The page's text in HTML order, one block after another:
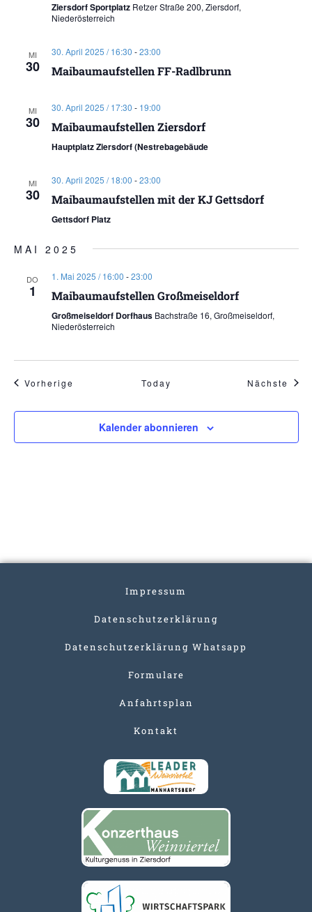
Ziersdorf Sportplatz Retzer Straße 200, Ziersdorf,
Niederösterreich
MI
30
30. April 2025 / 16:30 -23:00
Maibaumaufstellen FF-Radlbrunn
MI
30
30. April 2025 / 17:30 - 19:00
Maibaumaufstellen Ziersdorf
Hauptplatz Ziersdorf (Nestrebagebäude
MI
30
30. April 2025 / 18:00 -23:00
Maibaumaufstellen mit der KJ Gettsdorf
Gettsdorf Platz
MAI 2025
DO
1
1. Mai 2025 / 16:00 -23:00
Maibaumaufstellen Großmeiseldorf
Großmeiseldorf Dorfhaus Bachstraße 16, Großmeiseldorf,
Niederösterreich
Vorherige VeranstaltungenToday Nächste
Kalender abonnieren
Impressum
Datenschutzerklärung
Datenschutzerklärung Whatsapp
Formulare
Anfahrtsplan
Kontakt